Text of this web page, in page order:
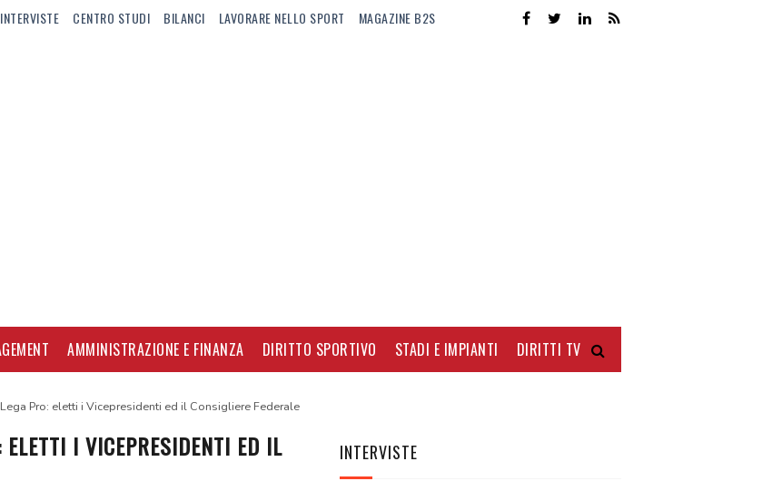
INTERVISTE CENTRO STUDI BILANCI LAVORARE NELLO SPORT MAGAZINE B2S
AMMINISTRAZIONE E FINANZA DIRITTO SPORTIVO STADI E IMPIANTI DIRITTI TV
Pro: eletti i Vicepresidenti ed il Consigliere Federale
I VICEPRESIDENTI ED IL
INTERVISTE